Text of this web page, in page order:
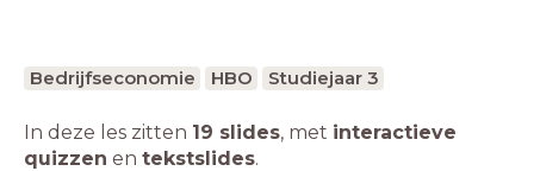
Bedrijfseconomie HBO Studiejaar 3
In deze les zitten 19 slides, met interactieve
quizzen en tekstslides.